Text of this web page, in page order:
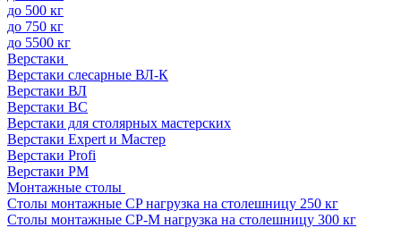
до 500 кг
до 750 кг
до 5500 кг
Верстаки
Верстаки слесарные ВЛ-К
Верстаки ВЛ
Верстаки ВС
Верстаки для столярных мастерских
Верстаки Expert и Мастер
Верстаки Profi
Верстаки РМ
Монтажные столы
Столы монтажные СP нагрузка на столешницу 250 кг
Столы монтажные СР-М нагрузка на столешницу 300 кг